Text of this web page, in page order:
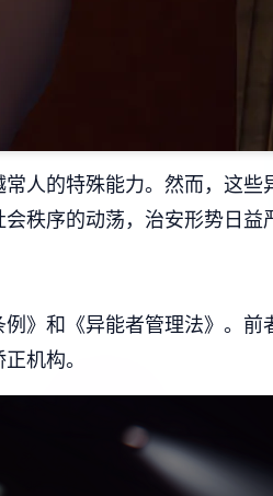
人的特殊能力。然而，这些
秩序的动荡，治安形势日益
》和《异能者管理法》。前
机构。